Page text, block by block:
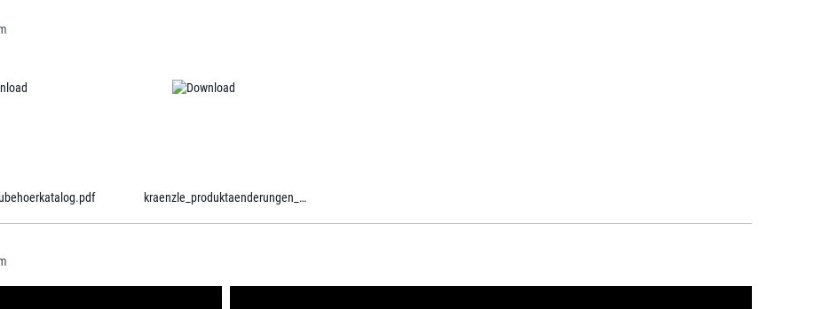
kraenzle_produktaenderungen_ab_2021.pdf